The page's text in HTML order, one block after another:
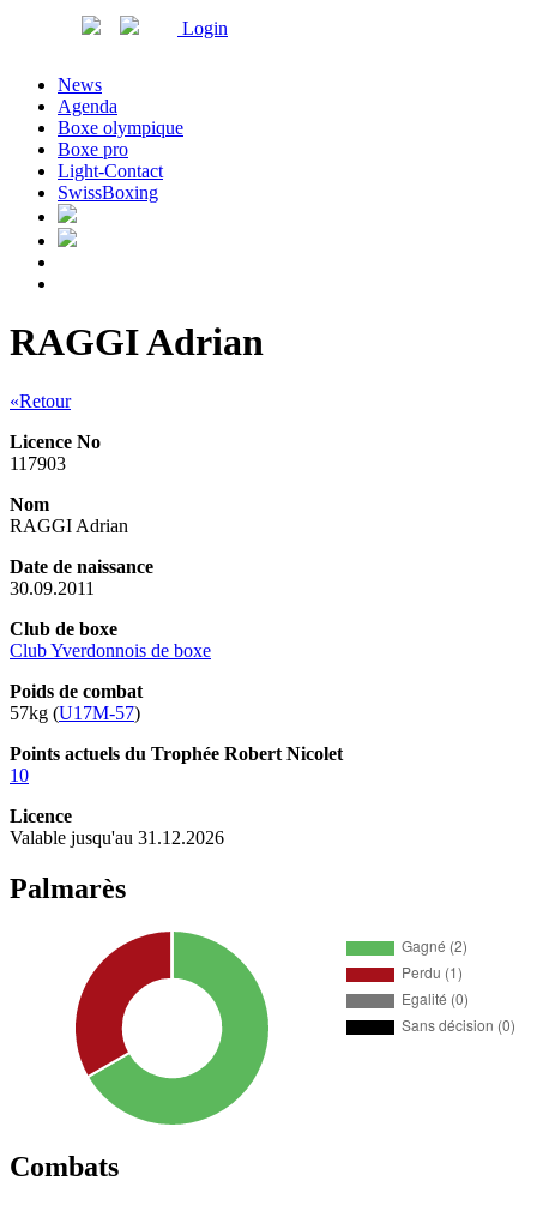
Login
News
Agenda
Boxe olympique
Boxe pro
Light-Contact
SwissBoxing
RAGGI Adrian
«Retour
Licence No
117903
Nom
RAGGI Adrian
Date de naissance
30.09.2011
Club de boxe
Club Yverdonnois de boxe
Poids de combat
57kg (U17M-57)
Points actuels du Trophée Robert Nicolet
10
Licence
Valable jusqu'au 31.12.2026
Palmarès
Combats